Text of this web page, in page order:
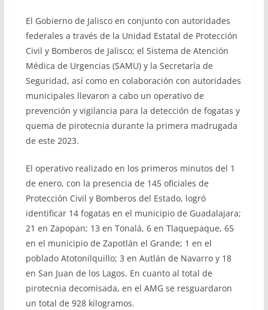
El Gobierno de Jalisco en conjunto con autoridades
federales a través de la Unidad Estatal de Protección
Civil y Bomberos de Jalisco; el Sistema de Atención
Médica de Urgencias (SAMU) y la Secretaría de
Seguridad, así como en colaboración con autoridades
municipales llevaron a cabo un operativo de
prevención y vigilancia para la detección de fogatas y
quema de pirotecnia durante la primera madrugada
de este 2023.
El operativo realizado en los primeros minutos del 1
de enero, con la presencia de 145 oficiales de
Protección Civil y Bomberos del Estado, logró
identificar 14 fogatas en el municipio de Guadalajara;
21 en Zapopan; 13 en Tonalá, 6 en Tlaquepaque, 65
en el municipio de Zapotlán el Grande; 1 en el
poblado Atotonilquillo; 3 en Autlán de Navarro y 18
en San Juan de los Lagos. En cuanto al total de
pirotecnia decomisada, en el AMG se resguardaron
un total de 928 kilogramos.